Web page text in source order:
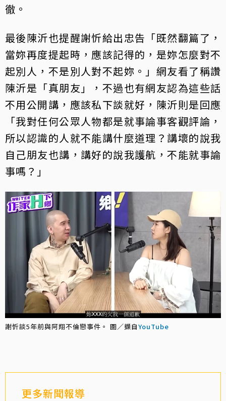
徹。
最後陳沂也提醒謝忻給出忠告「既然翻篇了，
當妳再度提起時，應該記得的，是妳怎麼對不
起別人，不是別人對不起妳。」網友看了稱讚
陳沂是「真朋友」，不過也有網友認為這些話
不用公開講，應該私下談就好，陳沂則是回應
「我對任何公眾人物都是就事論事客觀評論，
所以認識的人就不能講什麼道理？講壞的說我
自己朋友也講，講好的說我護航，不能就事論
事嗎？」
謝忻談5年前與阿翔不倫戀事件。 圖／擷自YouTube
更多新聞報導